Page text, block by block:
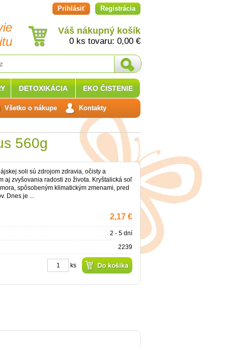
Prihlásiť Registrácia
Váš nákupný košík
0 ks tovaru: 0,00 €
560g
soli sú zdrojom zdravia, očisty a
aj zvyšovania radosti zo života. Kryštalická soľ
spôsobeným klimatickým zmenami, pred
Dnes je ...
2,17 €
2 - 5 dní
2239
ks
DETOXIKÁCIA EKO ČISTENIE
Všetko o nákupe Kontakty